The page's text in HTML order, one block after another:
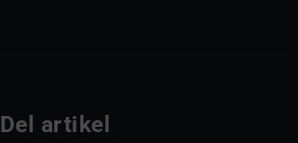
Del artikel